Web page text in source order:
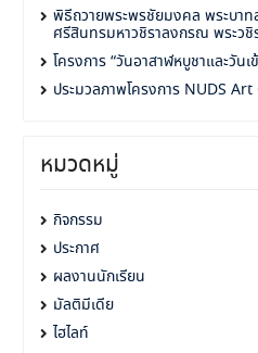
พิธีถวายพระพรชัยมงคล พระบาท
ศรีสินทรมหาวชิราลงกรณ พระวชิร
โครงการ “วันอาสาฬหบูชาและวันเ
ประมวลภาพโครงการ NUDS
หมวดหมู่
กิจกรรม
ประกาศ
ผลงานนักเรียน
มัลติมีเดีย
ไฮไลท์